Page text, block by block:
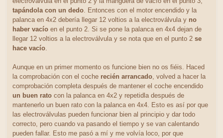
tapándola con un dedo . Entonces con el motor encendido y la
palanca en 4x2 debería llegar 12 voltios a la electroválvula y no
haber vacío en el punto 2. Si se pone la palanca en 4x4 dejan de
llegar 12 voltios a la electroválvula y se nota que en el punto 2 se
hace vacío
Aunque en un primer momento os funcione bien no os fiéis. Haced
la comprobación con el coche recién arrancado , volved a hacer la
comprobación completa después de mantener el coche encendido
un buen rato con la palanca en 4x2 y repetidla después de
mantenerlo un buen rato con la palanca en 4x4. Esto es así por que
las electroválvulas pueden funcionar bien al principio y dar todo
correcto, pero cuando va pasando el tiempo y se van calentando
pueden fallar. Esto me pasó a mí y me volvía loco, por que